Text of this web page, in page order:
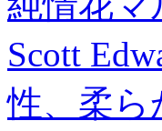
Scott
性、柔ら